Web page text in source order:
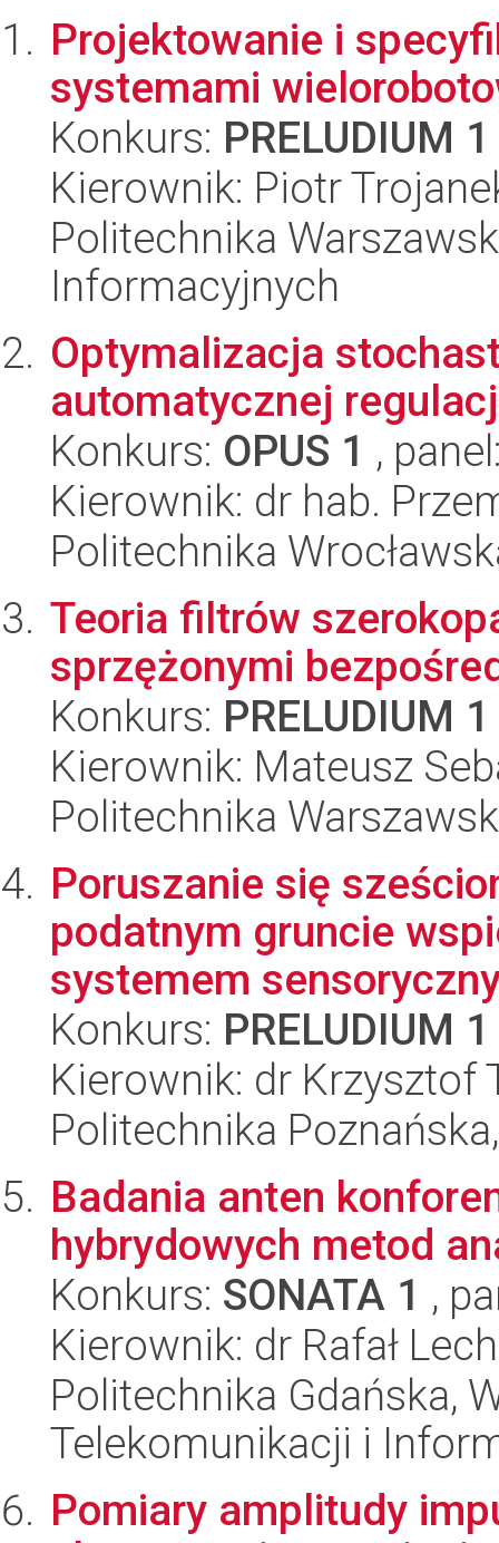
Projektowanie i
systemami
Konkurs: PRELUDIUM 1
Kierownik: Piotr
Politechnika
Informacyjnych
Optymalizacja
automatycznej
Konkurs: OPUS 1 ,
Kierownik: dr hab.
Politechnika
Teoria filtrów
sprzężonymi
Konkurs: PRELUDIUM 1
Kierownik: Mateusz
Politechnika
Poruszanie się
podatnym gruncie
systemem
Konkurs: PRELUDIUM 1
Kierownik: dr Krzysztof
Politechnika
Badania anten
hybrydowych metod
Konkurs: SONATA 1 ,
Kierownik: dr Rafał Lech
Politechnika Gdańska,
Telekomunikacji i
Pomiary amplitudy